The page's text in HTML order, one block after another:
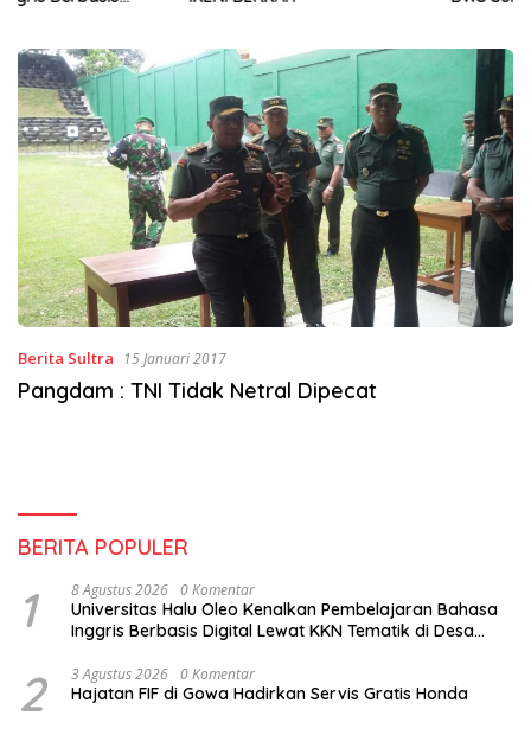
Berita Sultra 15 Januari 2017
Pangdam : TNI Tidak Netral Dipecat
BERITA POPULER
1 8 Agustus 2026 0 Komentar
Universitas Halu Oleo Kenalkan Pembelajaran Bahasa
Inggris Berbasis Digital Lewat KKN Tematik di Desa
2 3 Agustus 2026 0 Komentar
Hajatan FIF di Gowa Hadirkan Servis Gratis Honda